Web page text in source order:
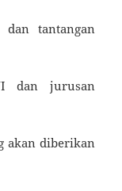
dan tantangan
dan jurusan
akan diberikan